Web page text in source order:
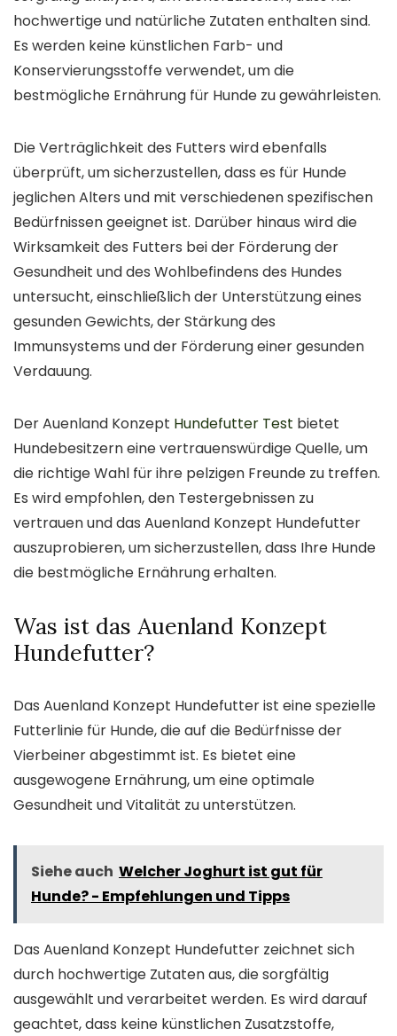
hochwertige und natürliche Zutaten enthalten sind.
Es werden keine künstlichen Farb- und
Konservierungsstoffe verwendet, um die
bestmögliche Ernährung für Hunde zu gewährleisten.
Die Verträglichkeit des Futters wird ebenfalls
überprüft, um sicherzustellen, dass es für Hunde
jeglichen Alters und mit verschiedenen spezifischen
Bedürfnissen geeignet ist. Darüber hinaus wird die
Wirksamkeit des Futters bei der Förderung der
Gesundheit und des Wohlbefindens des Hundes
untersucht, einschließlich der Unterstützung eines
gesunden Gewichts, der Stärkung des
Immunsystems und der Förderung einer gesunden
Verdauung.
Der Auenland Konzept Hundefutter Test bietet
Hundebesitzern eine vertrauenswürdige Quelle, um
die richtige Wahl für ihre pelzigen Freunde zu treffen.
Es wird empfohlen, den Testergebnissen zu
vertrauen und das Auenland Konzept Hundefutter
auszuprobieren, um sicherzustellen, dass Ihre Hunde
die bestmögliche Ernährung erhalten.
Was ist das Auenland Konzept
Hundefutter?
Das Auenland Konzept Hundefutter ist eine spezielle
Futterlinie für Hunde, die auf die Bedürfnisse der
Vierbeiner abgestimmt ist. Es bietet eine
ausgewogene Ernährung, um eine optimale
Gesundheit und Vitalität zu unterstützen.
Siehe auch Welcher Joghurt ist gut für
Hunde? - Empfehlungen und Tipps
Das Auenland Konzept Hundefutter zeichnet sich
durch hochwertige Zutaten aus, die sorgfältig
ausgewählt und verarbeitet werden. Es wird darauf
geachtet, dass keine künstlichen Zusatzstoffe,